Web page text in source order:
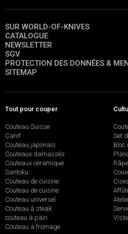
SUR WORLD-OF-KNIVES
CATALOGUE
NEWSLETTER
SGV
PROTECTION DES DONNÉES &
SITEMAP
Tout pour couper
Couteau Suisse
Canif
Couteau japonais
Couteaux damassés
Couteaux céramique
Santoku
Couteau de cuisine
Couteau de cuisine
Couteau universel
Couteau à steak
couteau à pain
Couteau à fromage
Set
Bloc